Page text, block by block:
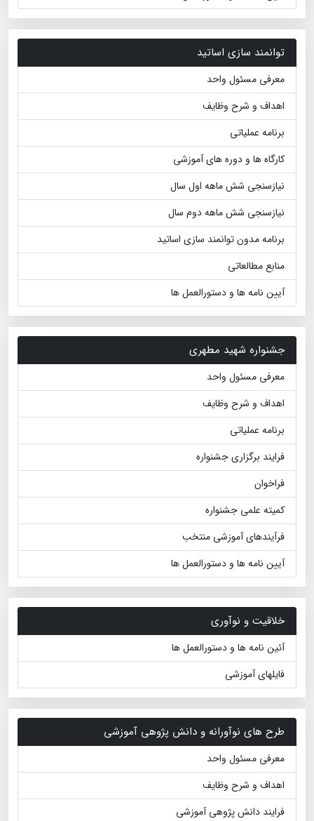
توانمند سازی اساتید
معرفی مسئول واحد
اهداف و شرح وظایف
برنامه عملیاتی
کارگاه ها و دوره های آموزشی
نیازسنجی شش ماهه اول سال
نیازسنجی شش ماهه دوم سال
برنامه مدون توانمند سازی اساتید
منابع مطالعاتی
آیین نامه ها و دستورالعمل ها
جشنواره شهید مطهری
معرفی مسئول واحد
اهداف و شرح وظایف
برنامه عملیاتی
فرایند برگزاری جشنواره
فراخوان
کمیته علمی جشنواره
فرآیندهای آموزشی منتخب
آیین نامه ها و دستورالعمل ها
خلاقیت و نوآوری
آئین نامه ها و دستورالعمل ها
فایلهای آموزشی
طرح های نوآورانه و دانش پژوهی آموزشی
معرفی مسئول واحد
اهداف و شرح وظایف
فرایند دانش پژوهی آموزشی